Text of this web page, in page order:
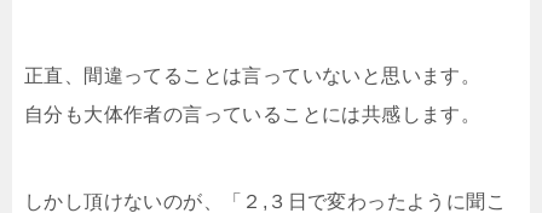
正直、間違ってることは言っていないと思います。
自分も大体作者の言っていることには共感します。
しかし頂けないのが、「２,３日で変わったように聞こ